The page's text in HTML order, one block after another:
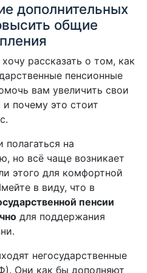
дополнительных
общие
рассказать о том, как
пенсионные
вам увеличить свои
почему это стоит
на
но всё чаще возникает
этого для комфортной
в виду, что в
пенсии
для поддержания
негосударственные
Они как бы дополняют